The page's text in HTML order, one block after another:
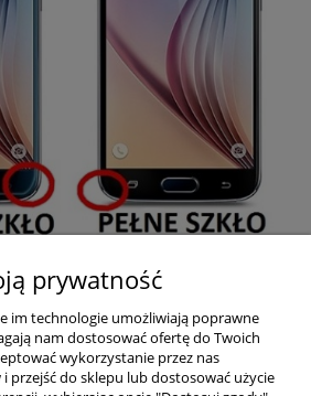
Pomoc
Moje konto
prywatność
im technologie umożliwiają poprawne
nam dostosować ofertę do Twoich
wykorzystanie przez nas
przejść do sklepu lub dostosować użycie